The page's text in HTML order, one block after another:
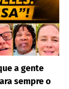
a gente
sempre o